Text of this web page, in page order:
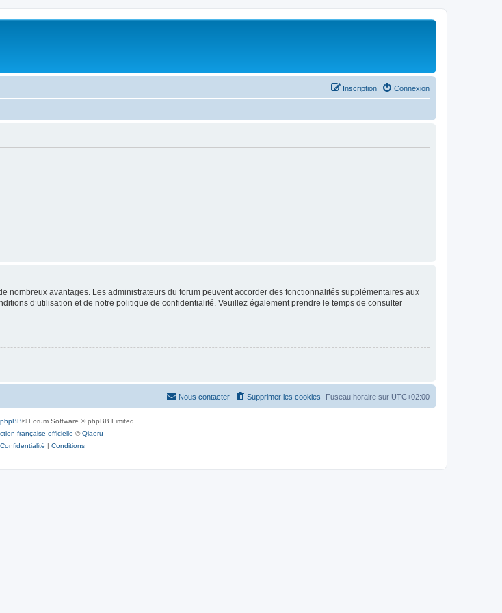
Connexion
Inscription
nombreux avantages. Les administrateurs du forum peuvent accorder des fonctionnalités supplémentaires aux
d’utilisation et de notre politique de confidentialité. Veuillez également prendre le temps de consulter
Fuseau horaire sur UTC+02:00
Supprimer les cookies
Nous contacter
phpBB® Forum Software © phpBB Limited
française officielle ©Qiaeru
Confidentialité | Conditions